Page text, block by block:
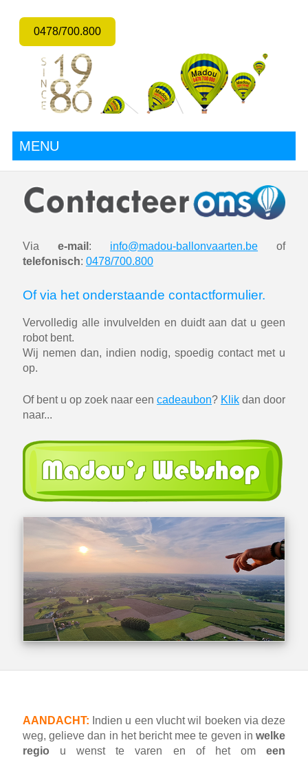
0478/700.800
MENU
Via e-mail : info@madou-ballonvaarten.be of
telefonisch: 0478/700.800
Of via het onderstaande contactformulier.
Vervolledig alle invulvelden en duidt aan dat u geen
robot bent.
Wij nemen dan, indien nodig, spoedig contact met u
op.
Of bent u op zoek naar eencadeaubon? Klik dan door
naar...
AANDACHT: Indien u een vlucht wil boeken via deze
weg, gelieve dan in het bericht mee te geven inwelke
regio u wenst te varen en of het omeen